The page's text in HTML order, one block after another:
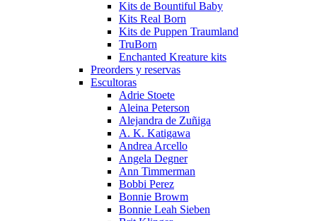
Kits de Bountiful Baby
Kits Real Born
Kits de Puppen Traumland
TruBorn
Enchanted Kreature kits
Preorders y reservas
Escultoras
Adrie Stoete
Aleina Peterson
Alejandra de Zuñiga
A. K. Katigawa
Andrea Arcello
Angela Degner
Ann Timmerman
Bobbi Perez
Bonnie Browm
Bonnie Leah Sieben